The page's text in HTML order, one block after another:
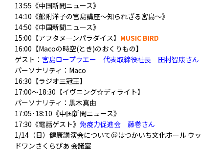
13:55《中国新聞ニュース》
14:10《舩附洋子の宮島講座～知られざる宮島～》
14:50《中国新聞ニュース》
15:00【アフタヌーンパラダイス】 MUSIC BIRD
16:00【Macoの時空(とき)のおくりもの】
ゲスト： 宮島ロープウエー 代表取締役社長 田村智康さん
パーソナリティ：Maco
16:30【ラジオ三冠王】
17:00～18:30【イヴニング☆ディライト】
パーソナリティ：黒木真由
17:05･18:10《中国新聞ニュース》
17:30《電話ゲスト》 免疫力促進会 藤巻さん
1/14（日）健康講演会について＠はつかいち文化ホール ウッ
ドワンさくらぴあ 会議室